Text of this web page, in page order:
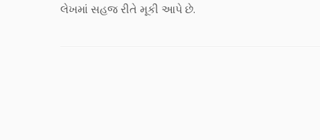
લેખમાં સહજ રીતે મૂકી આપે છે.